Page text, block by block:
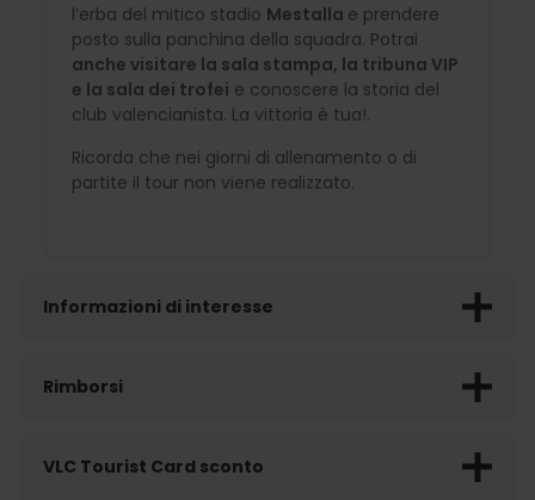
l’erba del mitico stadio Mestalla e prendere
posto sulla panchina della squadra. Potrai
anche visitare la sala stampa, la tribuna VIP
e la sala dei trofei e conoscere la storia del
club valencianista. La vittoria è tua!.
Ricorda che nei giorni di allenamento o di
partite il tour non viene realizzato.
Informazioni di interesse
Rimborsi
VLC Tourist Card sconto